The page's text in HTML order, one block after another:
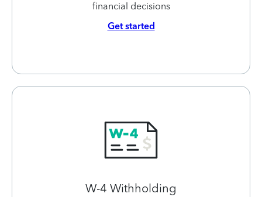
financial decisions
Get started
W-4 Withholding